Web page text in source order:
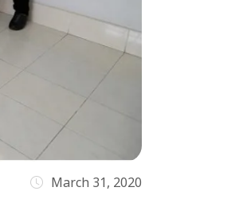
March 31, 2020